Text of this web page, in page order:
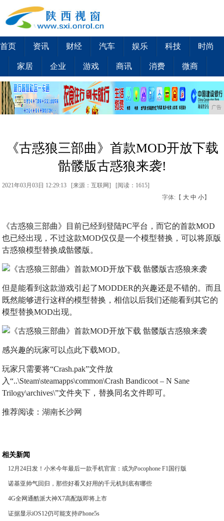
首页 资讯 财经 汽车 娱乐 科技 时尚
家居 企业 游戏 商讯 消费 微商
广告
《古惑狼三部曲》首款MOD开放下载
骷髅版古惑狼来袭!
2021年03月03日 12:29:13 [来源：互联网] [阅读：1615]
字体:【 大 中 小】
《古惑狼三部曲》目前已经到登陆PC平台，而它的首款MOD
也已经出现，不过这款MOD仅仅是一个模型替换，可以将原版
古惑狼模型替换成骷髅版。
但是能看到这款游戏引起了MODDER的兴趣还是不错的。而且
既然能够进行这样的模型替换，相信以后我们还能看到其它的
模型替换MOD出现。
感兴趣的玩家可以点此下载MOD。
玩家只需要将“Crash.pak”文件放
入“..\Steam\steamapps\common\Crash Bandicoot – N Sane
Trilogy\archives\”文件夹下，替换同名文件即可。
推荐阅读：湖南长沙网
相关新闻
12月24日发！小米今年最后一款手机官宣：或为Pocophone F1国行版
诺基亚帅气回归，那些好看又好用的千元机到底有哪些
4G全网通酷派大神X7高配版即将上市
证据显示iOS12仍可能支持iPhone5s